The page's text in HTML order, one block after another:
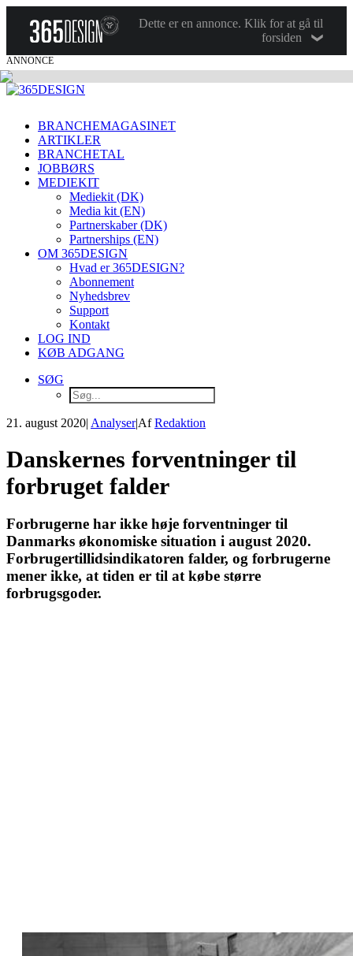
Dette er en annonce. Klik for at gå til
forsiden
ANNONCE
BRANCHEMAGASINET
ARTIKLER
BRANCHETAL
JOBBØRS
MEDIEKIT
Mediekit (DK)
Media kit (EN)
Partnerskaber (DK)
Partnerships (EN)
OM 365DESIGN
Hvad er 365DESIGN?
Abonnement
Nyhedsbrev
Support
Kontakt
LOG IND
KØB ADGANG
SØG
21. august 2020| Analyser|AfRedaktion
Danskernes forventninger til
forbruget falder
Forbrugerne har ikke høje forventninger til
Danmarks økonomiske situation i august 2020.
Forbrugertillidsindikatoren falder, og forbrugerne
mener ikke, at tiden er til at købe større
forbrugsgoder.